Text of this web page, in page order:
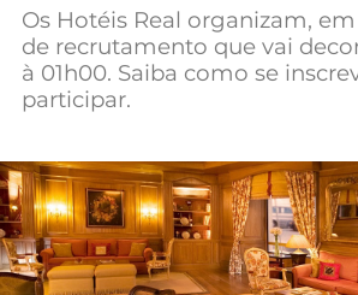
Tecnologia
Negócios
Os Hotéis Real organizam,
de recrutamento que vai
à 01h00. Saiba como se
participar.